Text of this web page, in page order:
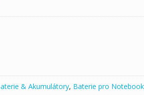
& Akumulátory, Baterie pro